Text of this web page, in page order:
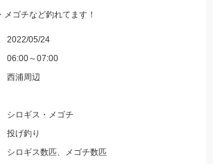
ゴチなど釣れてます！
2022/05/24
06:00～07:00
西浦周辺
シロギス・メゴチ
投げ釣り
シロギス数匹、メゴチ数匹